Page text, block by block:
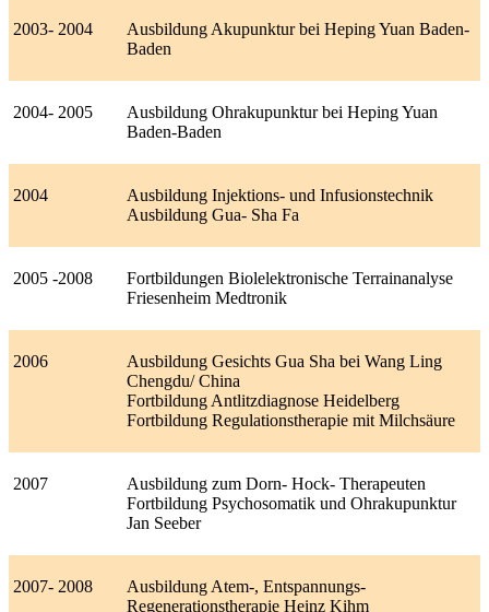
2003- 2004
Ausbildung Akupunktur bei Heping Yuan Baden-
Baden
2004- 2005
Ausbildung Ohrakupunktur bei Heping Yuan
Baden-Baden
2004
Ausbildung Injektions- und Infusionstechnik
Ausbildung Gua- Sha Fa
2005 -2008
Fortbildungen Biolelektronische Terrainanalyse
Friesenheim Medtronik
2006
Ausbildung Gesichts Gua Sha bei Wang Ling
Chengdu/ China
Fortbildung Antlitzdiagnose Heidelberg
Fortbildung Regulationstherapie mit Milchsäure
2007
Ausbildung zum Dorn- Hock- Therapeuten
Fortbildung Psychosomatik und Ohrakupunktur
Jan Seeber
2007- 2008
Ausbildung Atem-, Entspannungs-
Regenerationstherapie Heinz Kihm